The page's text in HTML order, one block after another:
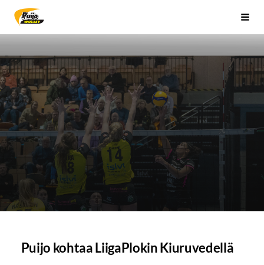
Siirry
sivun
Sivuston etusivulle
Puijo kohtaa LiigaPlokin Kiuruvedellä